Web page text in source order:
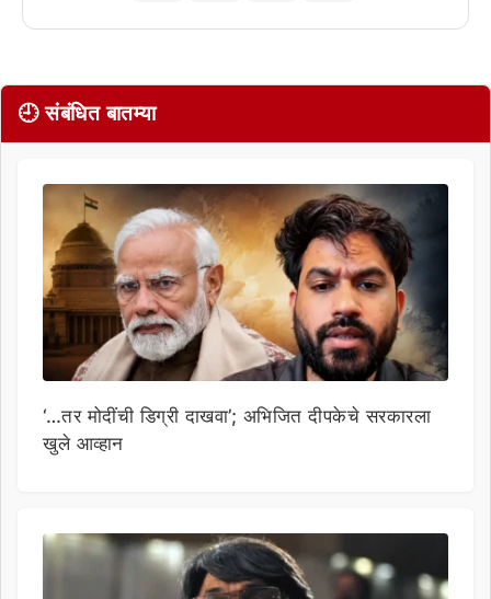
🕘 संबंधित बातम्या
‘…तर मोदींची डिग्री दाखवा’; अभिजित दीपकेचे सरकारला
खुले आव्हान